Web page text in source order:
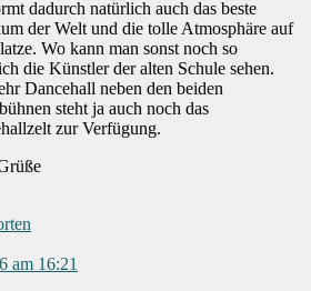
dadurch natürlich auch das beste
der Welt und die tolle Atmosphäre auf
Wo kann man sonst noch so
die Künstler der alten Schule sehen.
Dancehall neben den beiden
steht ja auch noch das
zur Verfügung.
am 16:21